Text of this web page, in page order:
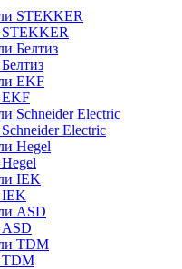
STEKKER
EKF
Electric
IEK
ASD
TDM